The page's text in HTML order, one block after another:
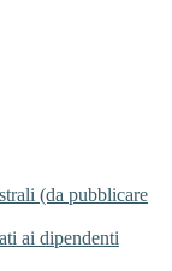
(da pubblicare
ai dipendenti